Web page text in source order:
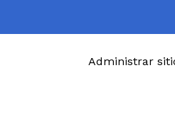
Administrar